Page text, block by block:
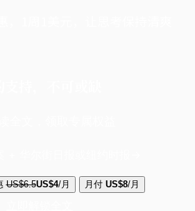
US$6.5US$4/月 月付 US$8/月